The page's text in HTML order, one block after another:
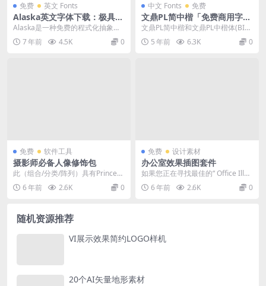
免费 英文 Fonts
Alaska英文字体下载：极具科
技感，免费可商用
Alaska是一种免费的程式化抽象字
体，用于个人和商业用途。它由大
写字母以及数字...
7 年前 4.5K 0
中文 Fonts 免费
文鼎PL简中楷「免费商用字
体」
文鼎PL简中楷和文鼎PL中楷体(BIG
5)是文鼎科技于2001年免费提供捐
赠予开...
5 年前 6.3K 0
免费 软件工具
摄影师必备人像修饰包
此（组合/分类/阵列）具有Prince
Meyson Brand发布的所有必要的...
6 年前 2.6K 0
免费 设计素材
办公室效果插图套件
如果您正在寻找最佳的“ Office Illus
tration”来构建您的产品，...
6 年前 2.6K 0
随机资源推荐
VI展示效果简约LOGO样机
20个AI矢量地形素材